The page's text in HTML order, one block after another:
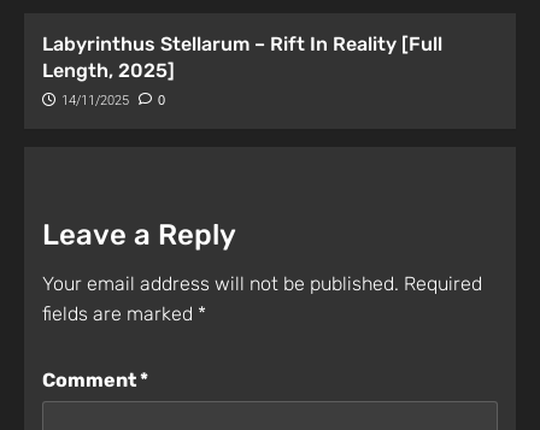
Labyrinthus Stellarum – Rift In Reality [Full
Length, 2025]
14/11/2025 0
Leave a Reply
Your email address will not be published. Required
fields are marked *
Comment*